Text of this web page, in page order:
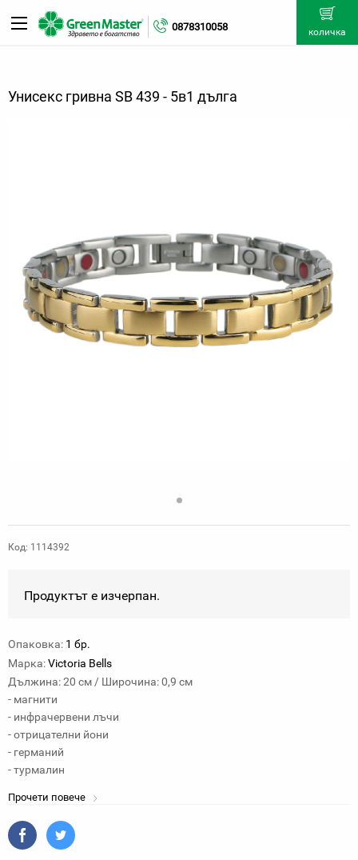
0878310058 количка
Унисекс гривна SB 439 - 5в1 дълга
Код: 1114392
Продуктът е изчерпан.
Опаковка: 1 бр.
Марка:Victoria Bells
Дължина: 20 см / Широчина: 0,9 см
- магнити
- инфрачервени лъчи
- отрицателни йони
- германий
- турмалин
Прочети повече